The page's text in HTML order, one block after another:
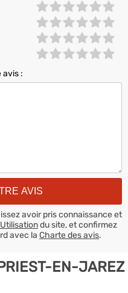
avis :
avoir pris connaissance et
du site, et confirmez
avec la Charte des avis.
EN-JAREZ